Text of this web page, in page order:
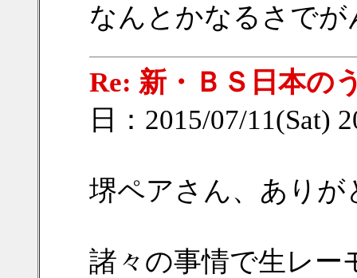
なんとかなるさで
Re: 新・ＢＳ日本の
日：2015/07/11(Sat)
堺ペアさん、あり
諸々の事情で生レー